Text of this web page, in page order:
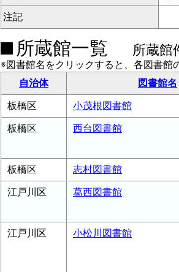
注記
所蔵館一覧 所蔵館
※図書館名をクリックすると、各図書館
自治体
図書館名
板橋区 小茂根図書館
板橋区 西台図書館
板橋区 志村図書館
江戸川区 葛西図書館
江戸川区 小松川図書館